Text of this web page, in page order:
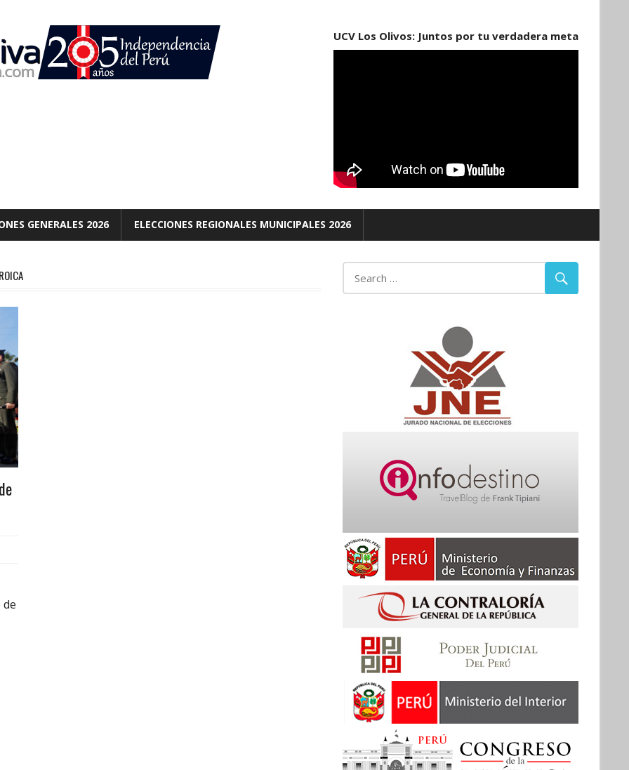
UCV Los Olivos: Juntos por tu verdadera meta
GENERALES 2026 ELECCIONES REGIONALES MUNICIPALES 2026